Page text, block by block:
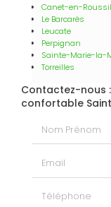
Canet-en-
Le Barcarès
Leucate
Perpignan
Sainte-Marie-la-
Torreilles
Contactez-nous
confortable